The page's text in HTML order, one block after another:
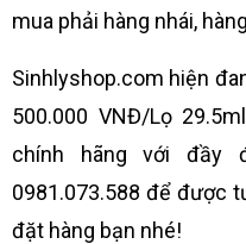
mua phải hàng nhái,
Sinhlyshop.com hiện
500.000 VNĐ/Lọ
chính hãng với đầy
0981.073.588 để được
đặt hàng bạn nhé!